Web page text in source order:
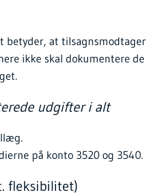
at tilsagnsmodtager
ikke skal dokumentere de
udgifter i alt
på konto 3520 og 3540.
fleksibilitet)